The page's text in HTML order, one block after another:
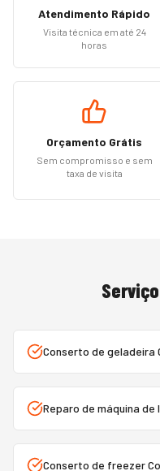
Atendimento Rápido
Visita técnica em até 24
horas
Orçamento Grátis
Sem compromisso e sem
taxa de visita
Conserto de geladeira
Reparo de máquina de
Conserto de freezer